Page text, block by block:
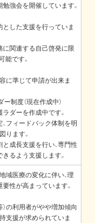
強会を開催しています。
した支援を行っていま
関連する自己啓発に限
能です。
に準じて申請が出来ま
ー制度（現在作成中）
ダーを作成中です。
フィードバック体制を明
ります。
成長支援を行い、専門性
るよう支援します。
域医療の変化に伴い、理
性が高まっています。
）の利用者がやや増加傾向
支援が求められていま